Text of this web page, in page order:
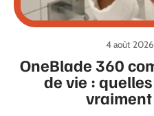
OneBlade 360
de vie :
vraiment
4 août 2026